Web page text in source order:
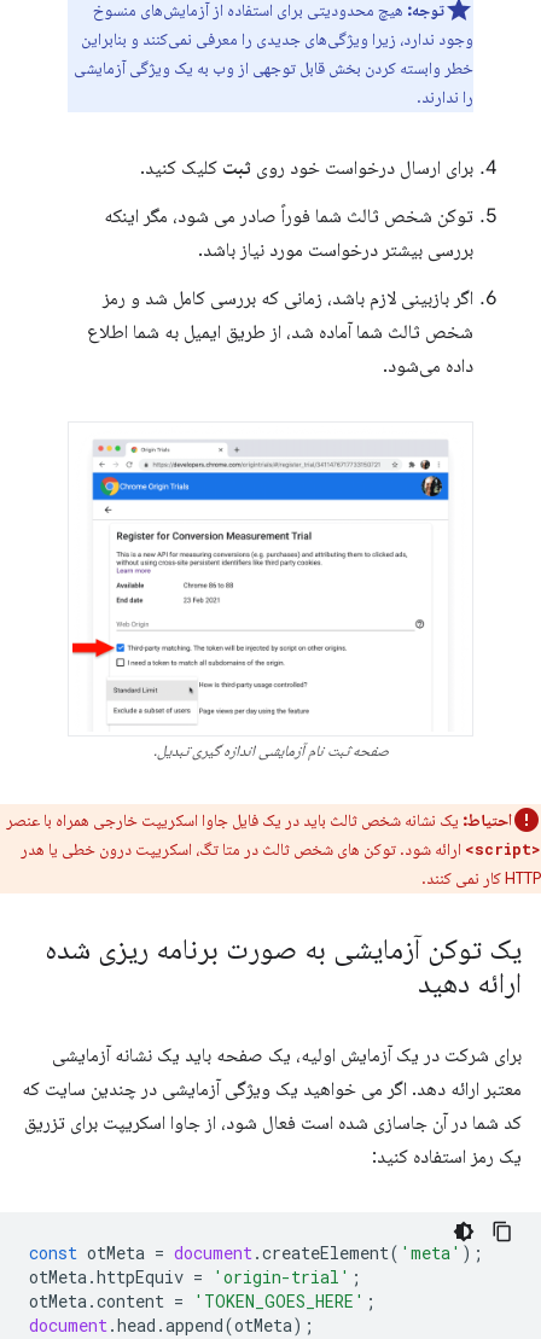
توجه: هیچ محدودیتی برای استفاده از آزمایش‌های منسوخ
وجود ندارد، زیرا ویژگی‌های جدیدی را معرفی نمی‌کنند و بنابراین
خطر وابسته کردن بخش قابل توجهی از وب به یک ویژگی آزمایشی
را ندارند.
برای ارسال درخواست خود روی ثبت کلیک کنید.
توکن شخص ثالث شما فوراً صادر می شود، مگر اینکه
بررسی بیشتر درخواست مورد نیاز باشد.
اگر بازبینی لازم باشد، زمانی که بررسی کامل شد و رمز
شخص ثالث شما آماده شد، از طریق ایمیل به شما اطلاع
داده می‌شود.
صفحه ثبت نام آزمایشی اندازه گیری تبدیل.
احتیاط: یک نشانه شخص ثالث باید در یک فایل جاوا اسکریپت خارجی همراه با عنصر
<script>
ارائه شود. توکن های شخص ثالث در متا تگ، اسکریپت درون خطی یا هدر
HTTP کار نمی کنند.
یک توکن آزمایشی به صورت برنامه ریزی شده
ارائه دهید
برای شرکت در یک آزمایش اولیه، یک صفحه باید یک نشانه آزمایشی
معتبر ارائه دهد. اگر می خواهید یک ویژگی آزمایشی در چندین سایت که
کد شما در آن جاسازی شده است فعال شود، از جاوا اسکریپت برای تزریق
یک رمز استفاده کنید:
const otMeta = document.createElement( 'meta' );
otMeta.httpEquiv = 'origin-trial' ;
otMeta.content = 'TOKEN_GOES_HERE' ;
document.head .append(otMeta);